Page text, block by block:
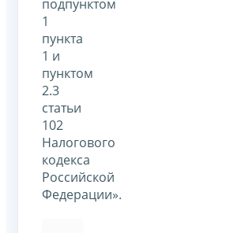
подпунктом
1
пункта
1 и
пунктом
2.3
статьи
102
Налогового
кодекса
Российской
Федерации».